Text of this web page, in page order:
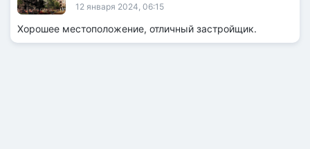
12 января 2024, 06:15
Хорошее местоположение, отличный застройщик.